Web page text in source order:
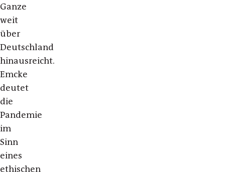
Ganze
weit
über
Deutschland
hinausreicht.
Emcke
deutet
die
Pandemie
im
Sinn
eines
ethischen